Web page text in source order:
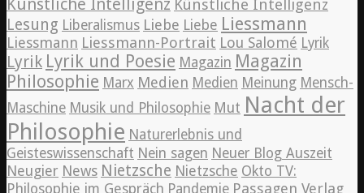
Künstliche Intelligenz
Lesung Liberalismus Liebe Liebe Liessmann
Liessmann Liessmann-Portrait Lou Salomé Lyrik
Lyrik Lyrik und Poesie Magazin Magazin
Philosophie Marx Medien Medien Meinung Mensch-
Maschine Musik und Philosophie Mut Nacht der
Philosophie Naturerlebnis und
Geisteswissenschaft Nein sagen Neuer Blog Auszeit
Neugier News Nietzsche Nietzsche Okto TV:
Philosophie im Gespräch Pandemie Passagen Verlag